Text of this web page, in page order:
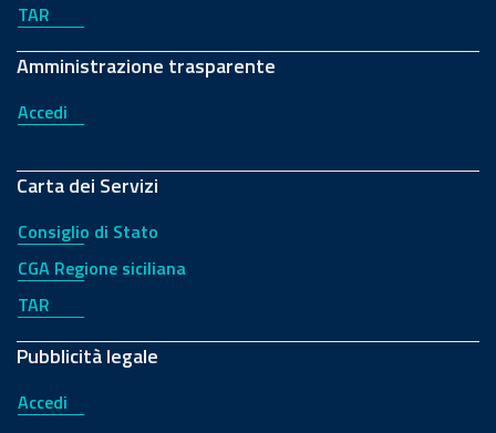
TAR
Amministrazione trasparente
Accedi
Carta dei Servizi
Consiglio di Stato
CGA Regione siciliana
TAR
Pubblicità legale
Accedi